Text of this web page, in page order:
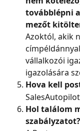
továbblépni
mezőt
Azoktól, akik
vállalkozói
igazolására
Hova kell
Hol találom
szabályzatot?